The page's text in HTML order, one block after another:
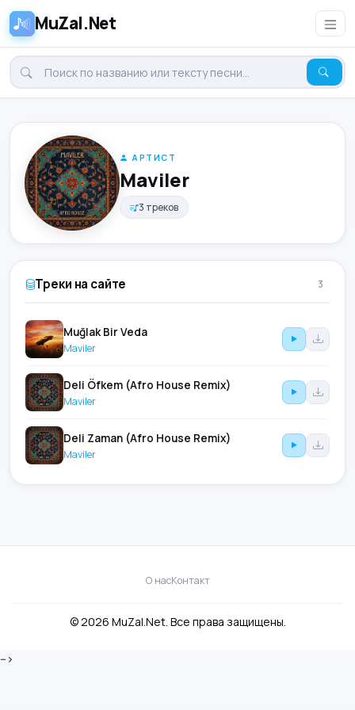
MuZal.Net
АРТИСТ
Maviler
3 треков
Треки на сайте 3
Muğlak Bir Veda
Maviler
Deli Öfkem (Afro House Remix)
Maviler
Deli Zaman (Afro House Remix)
Maviler
О насКонтакт
© 2026 MuZal.Net. Все права защищены.
-->